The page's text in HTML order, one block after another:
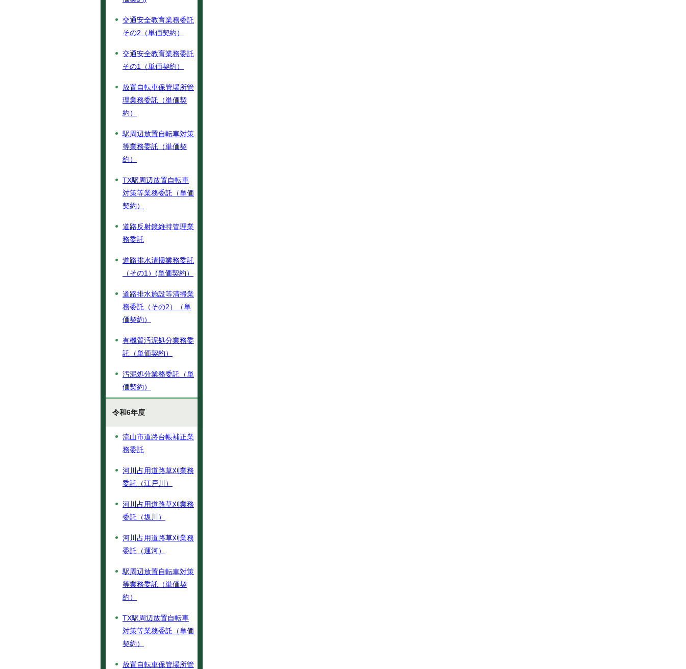
交通安全教育業務委託
その2（単価契約）
交通安全教育業務委託
その1（単価契約）
放置自転車保管場所管
理業務委託（単価契
約）
駅周辺放置自転車対策
等業務委託（単価契
約）
TX駅周辺放置自転車
対策等業務委託（単価
契約）
道路反射鏡維持管理業
務委託
道路排水清掃業務委託
（その1）(単価契約）
道路排水施設等清掃業
務委託（その2）（単
価契約）
有機質汚泥処分業務委
託（単価契約）
汚泥処分業務委託（単
価契約）
令和6年度
流山市道路台帳補正業
務委託
河川占用道路草刈業務
委託（江戸川）
河川占用道路草刈業務
委託（坂川）
河川占用道路草刈業務
委託（運河）
駅周辺放置自転車対策
等業務委託（単価契
約）
TX駅周辺放置自転車
対策等業務委託（単価
契約）
放置自転車保管場所管